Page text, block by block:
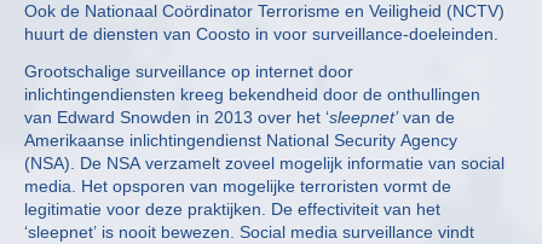
Ook de Nationaal Coördinator Terrorisme en Veiligheid (NCTV)
huurt de diensten van Coosto in voor surveillance-doeleinden.
Grootschalige surveillance op internet door
inlichtingendiensten kreeg bekendheid door de onthullingen
van Edward Snowden in 2013 over het ‘sleepnet’van de
Amerikaanse inlichtingendienst National Security Agency
(NSA). De NSA verzamelt zoveel mogelijk informatie van social
media. Het opsporen van mogelijke terroristen vormt de
legitimatie voor deze praktijken. De effectiviteit van het
‘sleepnet’ is nooit bewezen. Social media surveillance vindt